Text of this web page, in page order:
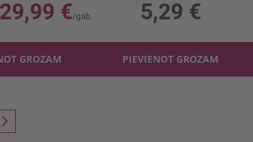
29,99 €
GROZAM
5,29 €
PIEVIENOT GROZAM
page